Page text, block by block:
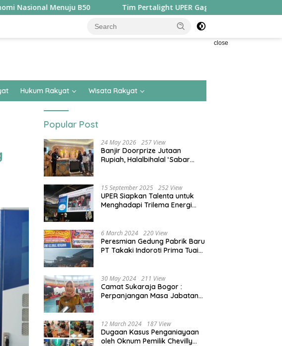
Menuju B50 Tim Pertalight UPER Gagas Solusi Hak Pejalan Kaki di
close
Hukum Rakyat Wisata Rakyat
Popular Post
24 May 2026 257 View
Banjir Doorprize Jutaan
Rupiah, Halalbihalal ‘Sabar
15 September 2025 252 View
UPER Siapkan Talenta untuk
Menghadapi Trilema Energi
Beasiswa 30% di 2025
6 March 2024 220 View
Peresmian Gedung Pabrik Baru
PT Takaki Indoroti Prima Tuai
30 May 2024 211 View
Camat Sukaraja Bogor :
Perpanjangan Masa Jabatan
yang Besar
12 March 2024 187 View
Dugaan Kasus Penganiayaan
oleh Oknum Pemilik Chevilly